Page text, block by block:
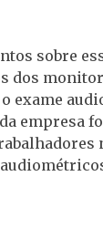
sobre
dos
exame
empresa